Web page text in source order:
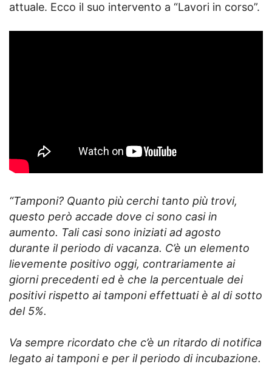
attuale. Ecco il suo intervento a “Lavori in corso”.
“Tamponi? Quanto più cerchi tanto più trovi,
questo però accade dove ci sono casi in
aumento. Tali casi sono iniziati ad agosto
durante il periodo di vacanza. C’è un elemento
lievemente positivo oggi, contrariamente ai
giorni precedenti ed è che la percentuale dei
positivi rispetto ai tamponi effettuati è al di sotto
del 5%.
Va sempre ricordato che c’è un ritardo di notifica
legato ai tamponi e per il periodo di incubazione.